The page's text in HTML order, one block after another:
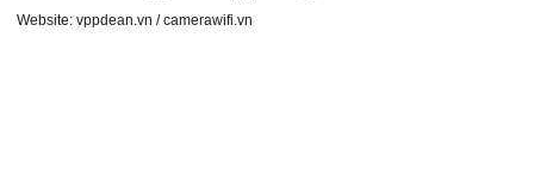
Website: vppdean.vn / camerawifi.vn